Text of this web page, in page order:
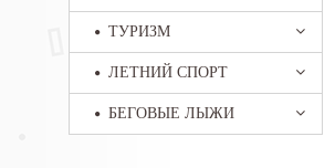
ТУРИЗМ
ЛЕТНИЙ СПОРТ
БЕГОВЫЕ ЛЫЖИ